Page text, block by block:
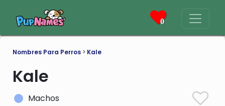
0
Nombres Para Perros > Kale
Kale
Machos